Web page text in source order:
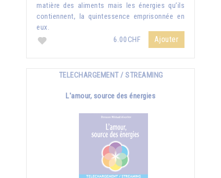
matière des aliments mais les énergies qu’ils
contiennent, la quintessence emprisonnée en
eux.
6.00CHF
Ajouter
TELECHARGEMENT / STREAMING
L'amour, source des énergies